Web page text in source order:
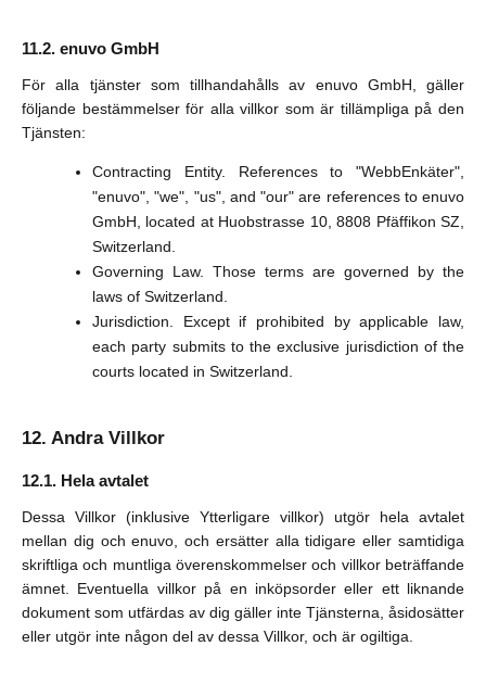
enuvo GmbH
För alla tjänster som tillhandahålls av enuvo GmbH, gäller
följande bestämmelser för alla villkor som är tillämpliga på den
Tjänsten:
Contracting Entity. References to "WebbEnkäter",
"enuvo", "we", "us", and "our" are references to enuvo
GmbH, located at Huobstrasse 10, 8808 Pfäffikon SZ,
Switzerland.
Governing Law. Those terms are governed by the
laws of Switzerland.
Jurisdiction. Except if prohibited by applicable law,
each party submits to the exclusive jurisdiction of the
courts located in Switzerland.
Andra Villkor
Hela avtalet
Dessa Villkor (inklusive Ytterligare villkor) utgör hela avtalet
mellan dig och enuvo, och ersätter alla tidigare eller samtidiga
skriftliga och muntliga överenskommelser och villkor beträffande
ämnet. Eventuella villkor på en inköpsorder eller ett liknande
dokument som utfärdas av dig gäller inte Tjänsterna, åsidosätter
eller utgör inte någon del av dessa Villkor, och är ogiltiga.